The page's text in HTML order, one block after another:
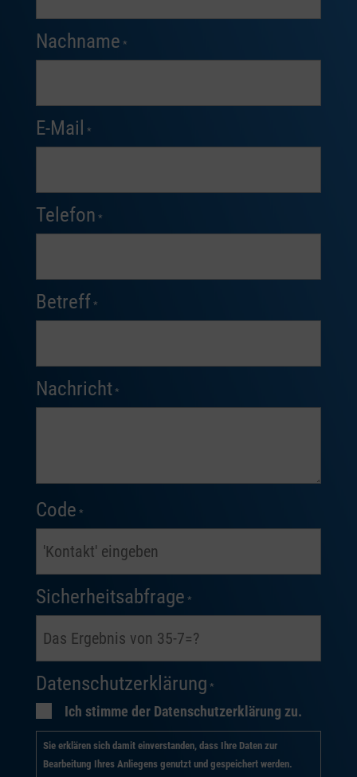
Nachname *
E-Mail *
Telefon *
Betreff *
Nachricht *
Code *
Sicherheitsabfrage *
Datenschutzerklärung *
Ich stimme der Datenschutzerklärung zu.
Sie erklären sich damit einverstanden, dass Ihre Daten zur
Bearbeitung Ihres Anliegens genutzt und gespeichert werden.